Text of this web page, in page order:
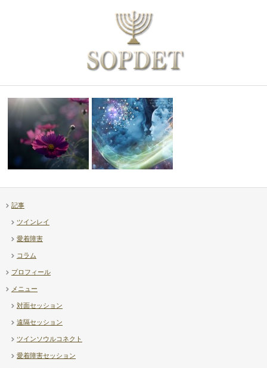
【Diary】高市首相 – …
記事
ツインレイ
愛着障害
コラム
プロフィール
メニュー
対面セッション
遠隔セッション
ツインソウルコネクト
愛着障害セッション